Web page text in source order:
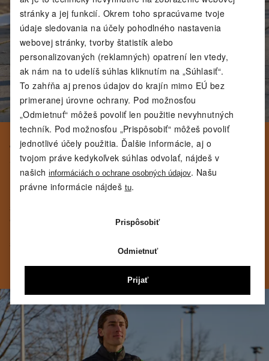
4. ÚKROKY STRANOU –
STABILITA A BOČNÁ
KONTROLA
sa na svalové skupiny, ktoré sú pri bežnom behaní
často zanedbávané. Dobrá kontrola nôh do strán ti
smeru či nerovnosti.
stránky a jej funkcií. Okrem toho spracúvame tvoje
údaje sledovania na účely pohodlného nastavenia
webovej stránky, tvorby štatistík alebo
personalizovaných (reklamných) opatrení len vtedy,
ak nám na to udelíš súhlas kliknutím na „Súhlasiť“.
To zahŕňa aj prenos údajov do krajín mimo EÚ bez
primeranej úrovne ochrany. Pod možnosťou
„Odmietnuť“ môžeš povoliť len použitie nevyhnutných
techník. Pod možnosťou „Prispôsobiť“ môžeš povoliť
jednotlivé účely použitia. Ďalšie informácie, aj o
tvojom práve kedykoľvek súhlas odvolať, nájdeš v
našich informáciách o ochrane osobných údajov. Našu
právne informácie nájdeš tu.
Prispôsobiť
Odmietnuť
Prijať